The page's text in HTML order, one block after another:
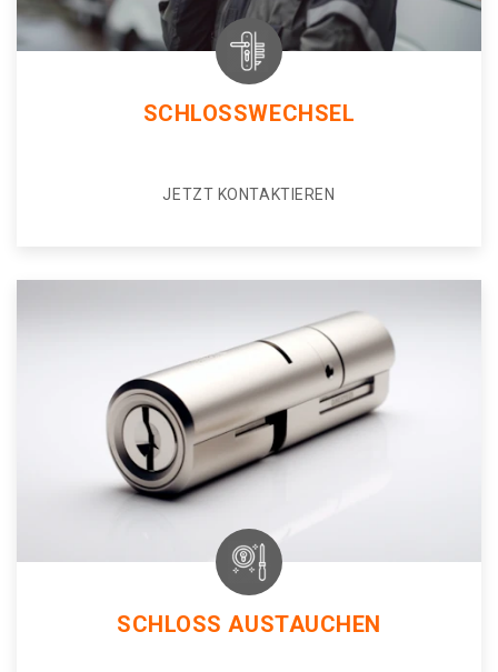
SCHLOSSWECHSEL
JETZT KONTAKTIEREN
SCHLOSS AUSTAUCHEN